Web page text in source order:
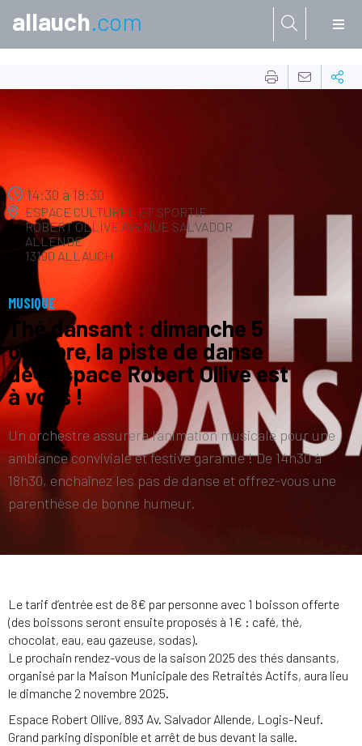
allauch.com
14:30 à18:30
ESPACE CULTUREL ET SPORTIF
ROBERT OLLIVE AVENUE SALVADOR
ALLENDE
13190 ALLAUCH
MUSIQUE
Thé dansant : dimanche 5
octobre, la piste de danse
de l’Espace Robert Ollive est
à vous !
Un orchestre assurera l’animation musicale pour une
ambiance conviviale et festive garantie ! De 14h30 à
18h30, enchaînez les pas de danse et offrez-vous une
parenthèse de bonne humeur.
Le tarif d’entrée est de 8€ par personne avec 1 boisson offerte
(des boissons seront ensuite proposés à 1€ : café, thé,
chocolat, eau, eau gazeuse, sodas).
Le prochain rendez-vous de la saison 2025 des thés dansants,
organisé par la Maison Municipale des Retraités Actifs, aura lieu
le dimanche 2 novembre 2025.
Espace Robert Ollive, 893 Av. Salvador Allende, Logis-Neuf.
Grand parking disponible et arrêt de bus devant la salle.